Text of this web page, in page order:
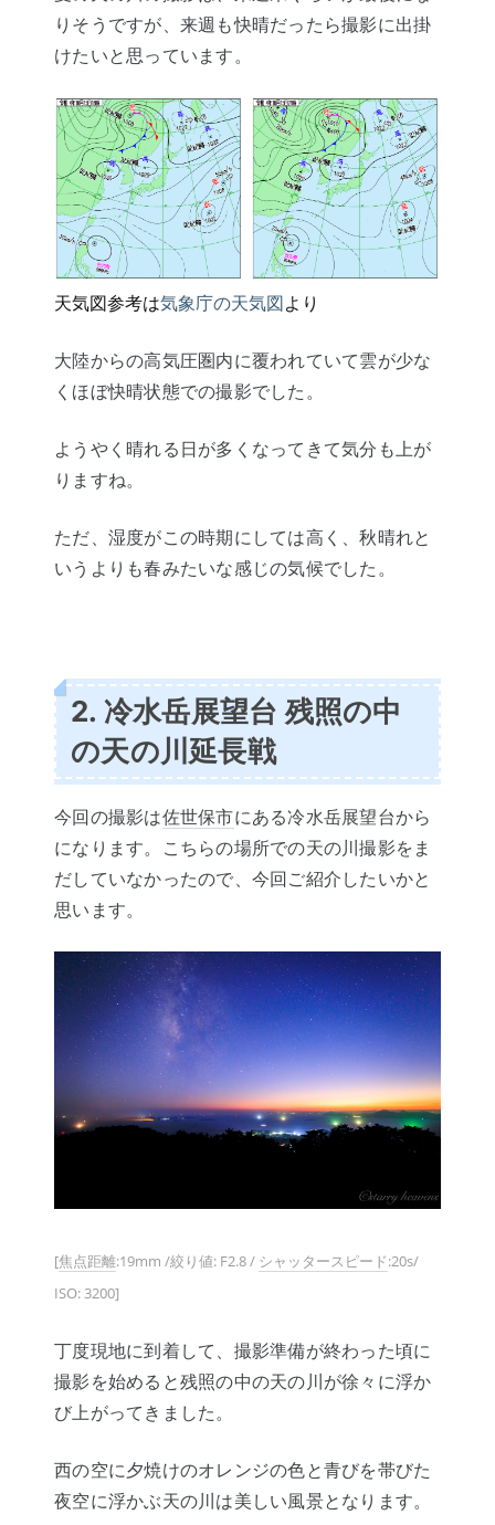
りそうですが、来週も快晴だったら撮影に出掛
けたいと思っています。
天気図参考は気象庁の天気図より
大陸からの高気圧圏内に覆われていて雲が少な
くほぼ快晴状態での撮影でした。
ようやく晴れる日が多くなってきて気分も上が
りますね。
ただ、湿度がこの時期にしては高く、秋晴れと
いうよりも春みたいな感じの気候でした。
2. 冷水岳展望台 残照の中
の天の川延長戦
今回の撮影は佐世保市にある冷水岳展望台から
になります。こちらの場所での天の川撮影をま
だしていなかったので、今回ご紹介したいかと
思います。
[焦点距離:19mm /絞り値: F2.8 / シャッタースピード:20s/
ISO: 3200]
丁度現地に到着して、撮影準備が終わった頃に
撮影を始めると残照の中の天の川が徐々に浮か
び上がってきました。
西の空に夕焼けのオレンジの色と青びを帯びた
夜空に浮かぶ天の川は美しい風景となります。